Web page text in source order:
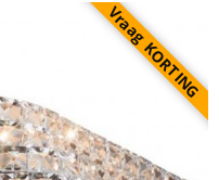
Vraag KORTING